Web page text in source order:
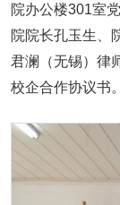
院办公楼301室
院院长孔玉生、
君澜（无锡）律
校企合作协议书。